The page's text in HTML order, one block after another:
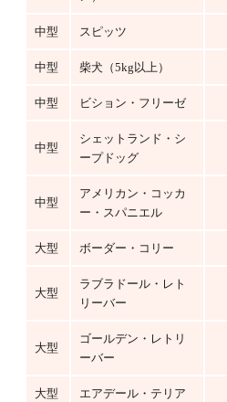
中型 スピッツ
中型 柴犬（5kg以上）
中型 ビション・フリーゼ
中型
シェットランド・シ
ープドッグ
中型
アメリカン・コッカ
ー・スパニエル
大型 ボーダー・コリー
大型
ラブラドール・レト
リーバー
大型
ゴールデン・レトリ
ーバー
大型 エアデール・テリア